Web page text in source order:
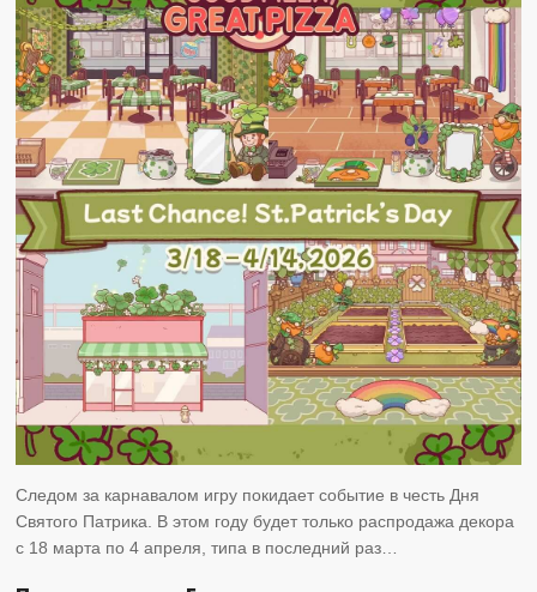
Следом за карнавалом игру покидает событие в честь Дня
Святого Патрика. В этом году будет только распродажа декора
с 18 марта по 4 апреля, типа в последний раз…